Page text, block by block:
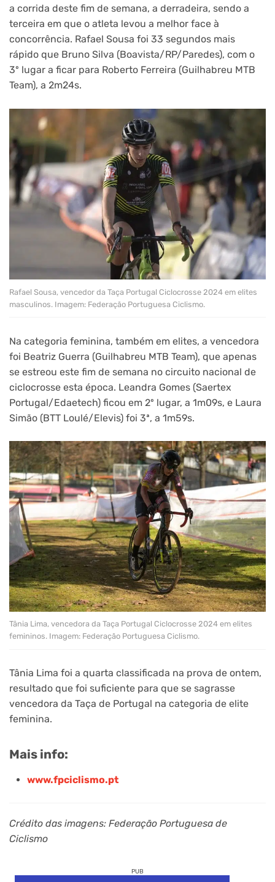
a corrida deste fim de semana, a derradeira, sendo a
terceira em que o atleta levou a melhor face à
concorrência. Rafael Sousa foi 33 segundos mais
rápido que Bruno Silva (Boavista/RP/Paredes), com o
3º lugar a ficar para Roberto Ferreira (Guilhabreu MTB
Team), a 2m24s.
Rafael Sousa, vencedor da Taça Portugal Ciclocrosse 2024 em elites
masculinos. Imagem: Federação Portuguesa Ciclismo.
Na categoria feminina, também em elites, a vencedora
foi Beatriz Guerra (Guilhabreu MTB Team), que apenas
se estreou este fim de semana no circuito nacional de
ciclocrosse esta época. Leandra Gomes (Saertex
Portugal/Edaetech) ficou em 2º lugar, a 1m09s, e Laura
Simão (BTT Loulé/Elevis) foi 3ª, a 1m59s.
Tânia Lima, vencedora da Taça Portugal Ciclocrosse 2024 em elites
femininos. Imagem: Federação Portuguesa Ciclismo.
Tânia Lima foi a quarta classificada na prova de ontem,
resultado que foi suficiente para que se sagrasse
vencedora da Taça de Portugal na categoria de elite
feminina.
Mais info:
www.fpciclismo.pt
Crédito das imagens: Federação Portuguesa de
Ciclismo
PUB